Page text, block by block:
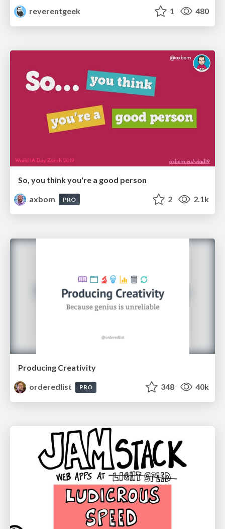
reverentgeek
1 480
So, you think you're a good person
axbom
PRO 2 2.1k
Producing Creativity
orderedlist
PRO 348 40k